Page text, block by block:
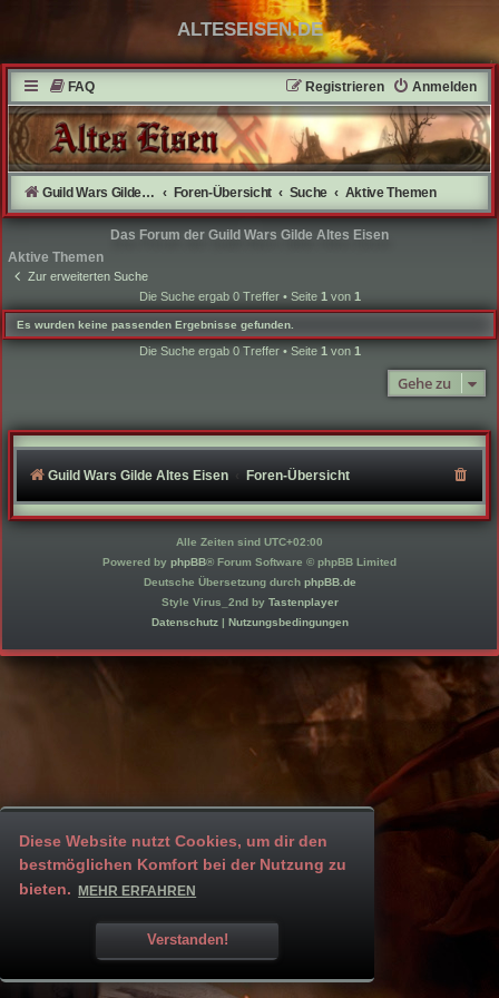
Diese Website nutzt Cookies, um dir den
bestmöglichen Komfort bei der Nutzung zu
bieten. MEHR ERFAHREN
Verstanden!
ALTESEISEN.DE
FAQ Anmelden
Registrieren
Guild Wars Gilde Altes Eisen Foren-Übersicht Suche Aktive Themen
Das Forum der Guild Wars Gilde Altes Eisen
Aktive Themen
Zur erweiterten Suche
Die Suche ergab 0 Treffer • Seite 1 von 1
Es wurden keine passenden Ergebnisse gefunden.
Die Suche ergab 0 Treffer • Seite 1von 1
Gehe zu
Guild Wars Gilde Altes Eisen Foren-Übersicht
Alle Zeiten sind UTC+02:00
Powered by phpBB® Forum Software © phpBB Limited
Deutsche Übersetzung durch phpBB.de
Style Virus_2nd by Tastenplayer
Datenschutz| Nutzungsbedingungen